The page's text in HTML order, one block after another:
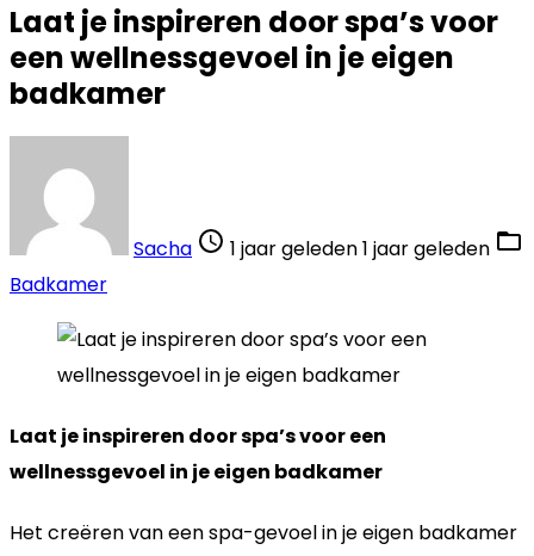
Laat je inspireren door spa’s voor
een wellnessgevoel in je eigen
badkamer
Sacha 1 jaar geleden1 jaar geleden
Badkamer
Laat je inspireren door spa’s voor een
wellnessgevoel in je eigen badkamer
Het creëren van een spa-gevoel in je eigen badkamer